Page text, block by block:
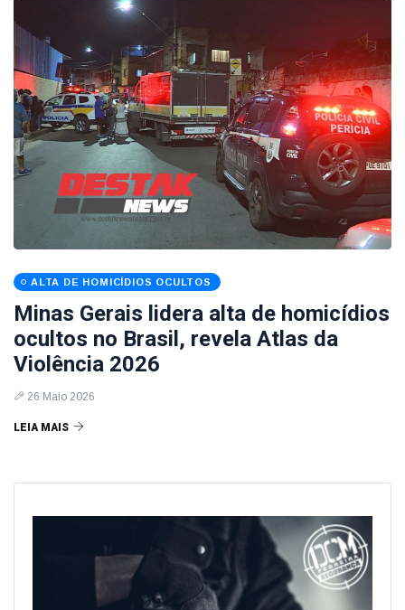
ALTA DE HOMICÍDIOS OCULTOS
Minas Gerais lidera alta de homicídios
ocultos no Brasil, revela Atlas da
Violência 2026
26 Maio 2026
LEIA MAIS